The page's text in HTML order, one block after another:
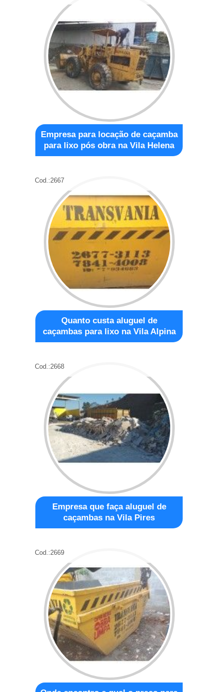
Empresa para locação de caçamba
para lixo pós obra na Vila Helena
Cod.:2667
Quanto custa aluguel de
caçambas para lixo na Vila Alpina
Cod.:2668
Empresa que faça aluguel de
caçambas na Vila Pires
Cod.:2669